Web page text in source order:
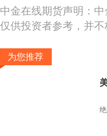
中金在线期货声明：
仅供投资者参考，并
为您推荐